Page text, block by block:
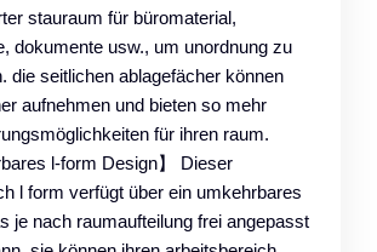
stauraum für büromaterial,
dokumente usw., um unordnung zu
die seitlichen ablagefächer können
aufnehmen und bieten so mehr
für ihren raum.
l-form Design】 Dieser
l form verfügt über ein umkehrbares
je nach raumaufteilung frei angepasst